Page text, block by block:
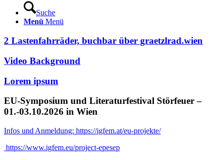
Suche
Menü Menü
2 Lastenfahrräder, buchbar über graetzlrad.wien
Video Background
Lorem ipsum
EU-Symposium und Literaturfestival Störfeuer –
01.-03.10.2026 in Wien
Infos und Anmeldung: https://igfem.at/eu-projekte/
https://www.igfem.eu/project-epesep